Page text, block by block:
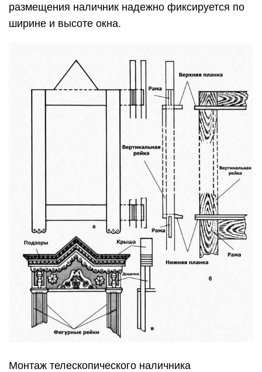
размещения наличник надежно фиксируется по
ширине и высоте окна.
Монтаж телескопического наличника